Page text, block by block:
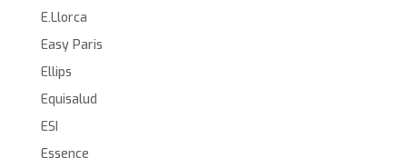
E.Llorca
Easy Paris
Ellips
Equisalud
ESI
Essence